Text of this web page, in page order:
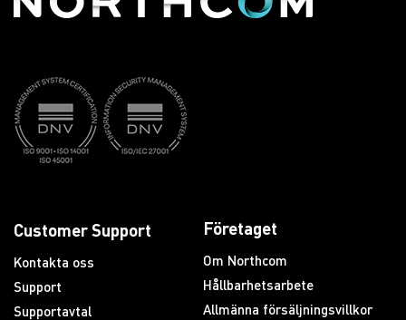
Customer Support
Kontakta oss
Support
Supportavtal
Företaget
Om Northcom
Hållbarhetsarbete
Allmänna försäljningsvillkor